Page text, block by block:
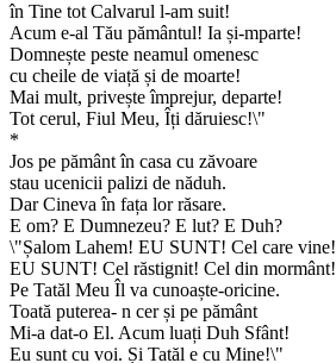
în Tine tot Calvarul l-am suit!
Acum e-al Tău pământul! Ia și-mparte!
Domnește peste neamul omenesc
cu cheile de viață și de moarte!
Mai mult, privește împrejur, departe!
Tot cerul, Fiul Meu, Îți dăruiesc!\"
*
Jos pe pământ în casa cu zăvoare
stau ucenicii palizi de năduh.
Dar Cineva în fața lor răsare.
E om? E Dumnezeu? E lut? E Duh?
\"Șalom Lahem! EU SUNT! Cel care vine!
EU SUNT! Cel răstignit! Cel din mormânt!
Pe Tatăl Meu Îl va cunoaște-oricine.
Toată puterea- n cer și pe pământ
Mi-a dat-o El. Acum luați Duh Sfânt!
Eu sunt cu voi. Și Tatăl e cu Mine!\"